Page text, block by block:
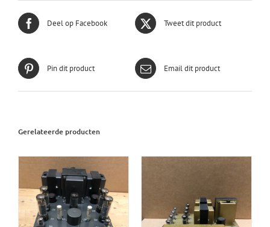
Deel op Facebook Tweet dit product
Pin dit product Email dit product
Gerelateerde producten